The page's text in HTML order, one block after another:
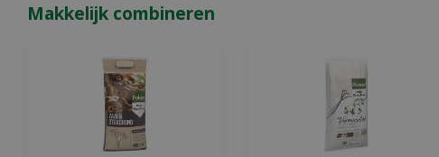
Makkelijk combineren